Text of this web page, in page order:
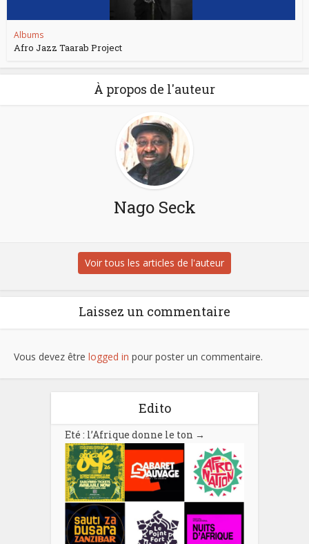
Albums
Afro Jazz Taarab Project
À propos de l'auteur
Nago Seck
Voir tous les articles de l'auteur
Laissez un commentaire
Vous devez être logged in pour poster un commentaire.
Edito
Eté : l’Afrique donne le ton →